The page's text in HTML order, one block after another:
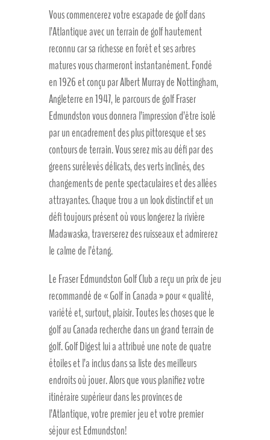
$420.00.
Vous commencerez votre escapade de golf dans
l’Atlantique avec un terrain de golf hautement
reconnu car sa richesse en forêt et ses arbres
matures vous charmeront instantanément. Fondé
en 1926 et conçu par Albert Murray de Nottingham,
Angleterre en 1947, le parcours de golf Fraser
Edmundston vous donnera l’impression d’être isolé
par un encadrement des plus pittoresque et ses
contours de terrain. Vous serez mis au défi par des
greens surélevés délicats, des verts inclinés, des
changements de pente spectaculaires et des allées
attrayantes. Chaque trou a un look distinctif et un
défi toujours présent où vous longerez la rivière
Madawaska, traverserez des ruisseaux et admirerez
le calme de l’étang.
Le Fraser Edmundston Golf Club a reçu un prix de jeu
recommandé de « Golf in Canada » pour « qualité,
variété et, surtout, plaisir. Toutes les choses que le
golf au Canada recherche dans un grand terrain de
golf. Golf Digest lui a attribué une note de quatre
étoiles et l’a inclus dans sa liste des meilleurs
endroits où jouer. Alors que vous planifiez votre
itinéraire supérieur dans les provinces de
l’Atlantique, votre premier jeu et votre premier
séjour est Edmundston!